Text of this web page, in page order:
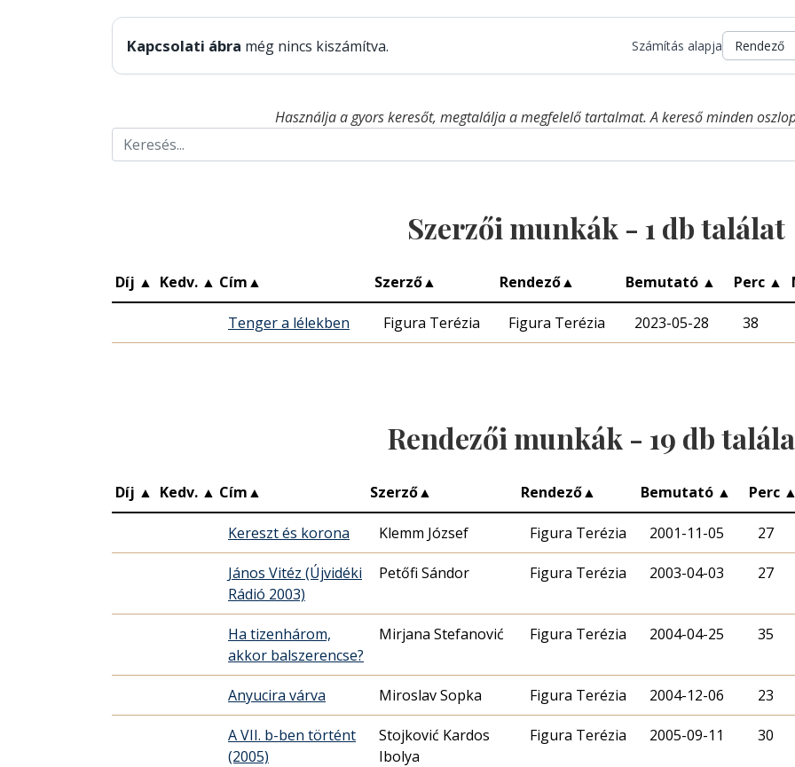
Kapcsolati ábra még nincs kiszámítva. Számítás alapja
Használja a gyors keresőt, megtalálja a megfelelő tartalmat. A kereső minden
Szerzői munkák - 1 db találat
Díj ▲ Kedv. ▲ Cím▲ Szerző▲ Rendező▲ Bemutató ▲ Perc ▲
Tenger a lélekben Figura Terézia Figura Terézia 2023-05-28 38
Rendezői munkák - 19 db
Díj ▲ Kedv. ▲ Cím▲ Szerző▲ Rendező▲ Bemutató ▲ Perc ▲
Kereszt és korona Klemm József Figura Terézia 2001-11-05 27
János Vitéz (Újvidéki
Rádió 2003)
Petőfi Sándor Figura Terézia 2003-04-03 27
Ha tizenhárom,
akkor balszerencse?
Mirjana Stefanović Figura Terézia 2004-04-25 35
Anyucira várva Miroslav Sopka Figura Terézia 2004-12-06 23
A VII. b-ben történt
(2005)
Stojković Kardos
Ibolya
Figura Terézia 2005-09-11 30